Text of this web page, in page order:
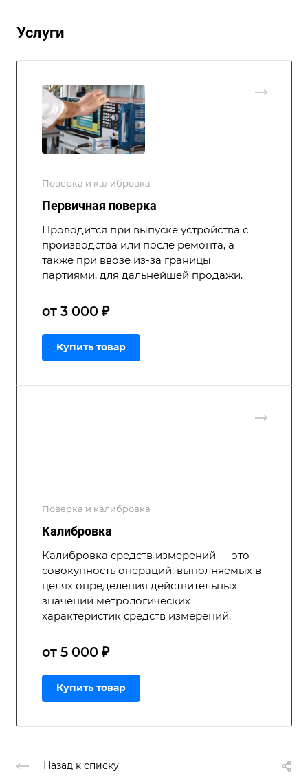
Услуги
Поверка и калибровка
Первичная поверка
Проводится при выпуске устройства с
производства или после ремонта, а
также при ввозе из-за границы
партиями, для дальнейшей продажи.
от 3 000 ₽
Купить товар
Поверка и калибровка
Калибровка
Калибровка средств измерений — это
совокупность операций, выполняемых в
целях определения действительных
значений метрологических
характеристик средств измерений.
от 5 000 ₽
Купить товар
Назад к списку